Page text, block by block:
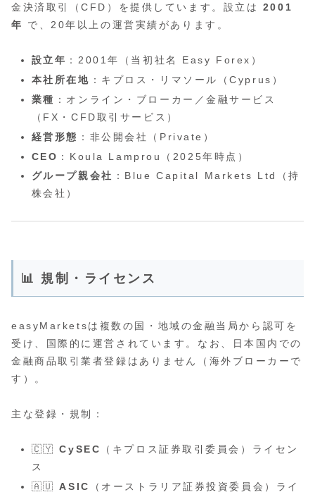
金決済取引（CFD）を提供しています。設立は 2001
年
で、20年以上の運営実績があります。
設立年 ：2001年（当初社名 Easy Forex）
本社所在地 ：キプロス・リマソール（Cyprus）
業種 ：オンライン・ブローカー／金融サービス
（FX・CFD取引サービス）
経営形態 ：非公開会社（Private）
CEO ：Koula Lamprou（2025年時点）
グループ親会社 ：Blue Capital Markets Ltd（持
株会社）
📊 規制・ライセンス
easyMarketsは複数の国・地域の金融当局から認可を
受け、国際的に運営されています。なお、日本国内での
金融商品取引業者登録はありません（海外ブローカーで
す）。
主な登録・規制：
🇨🇾CySEC
（キプロス証券取引委員会）ライセン
ス
🇦🇺 ASIC
（オーストラリア証券投資委員会）ライ